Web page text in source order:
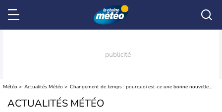
Météo Actualités Météo Changement de temps : pourquoi est-ce une bonne nouvelle pour tout le monde ?
ACTUALITÉS MÉTÉO